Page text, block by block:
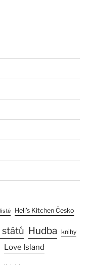
Hell’s Kitchen Česko
států Hudba knihy
Love Island